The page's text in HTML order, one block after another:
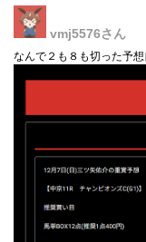
vmj5576さん
なんで２も８も切った予